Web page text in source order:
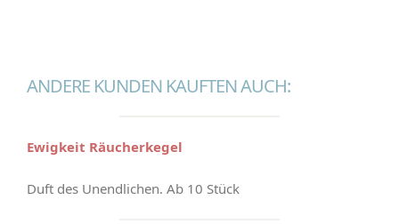
ANDERE KUNDEN KAUFTEN AUCH:
Ewigkeit Räucherkegel
Duft des Unendlichen. Ab 10 Stück